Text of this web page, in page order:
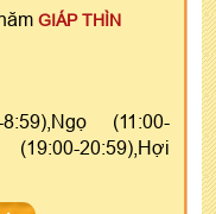
năm GIÁP THÌN
(11:00-
(19:00-20:59),Hợi